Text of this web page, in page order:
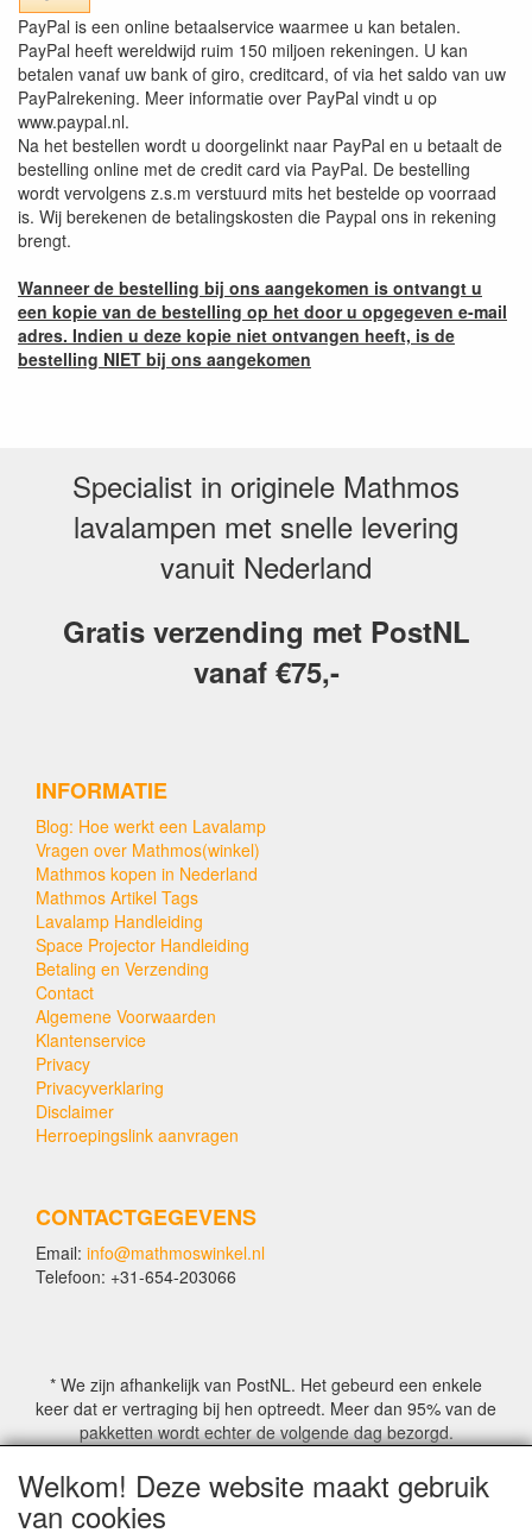
PayPal is een online betaalservice waarmee u kan betalen.
PayPal heeft wereldwijd ruim 150 miljoen rekeningen. U kan
betalen vanaf uw bank of giro, creditcard, of via het saldo van uw
PayPalrekening. Meer informatie over PayPal vindt u op
www.paypal.nl.
Na het bestellen wordt u doorgelinkt naar PayPal en u betaalt de
bestelling online met de credit card via PayPal. De bestelling
wordt vervolgens z.s.m verstuurd mits het bestelde op voorraad
is. Wij berekenen de betalingskosten die Paypal ons in rekening
brengt.
Wanneer de bestelling bij ons aangekomen is ontvangt u
een kopie van de bestelling op het door u opgegeven e-mail
adres. Indien u deze kopie niet ontvangen heeft, is de
bestelling NIET bij ons aangekomen
Specialist in originele Mathmos
lavalampen met snelle levering
vanuit Nederland
Gratis verzending met PostNL
vanaf €75,-
INFORMATIE
Blog: Hoe werkt een Lavalamp
Vragen over Mathmos(winkel)
Mathmos kopen in Nederland
Mathmos Artikel Tags
Lavalamp Handleiding
Space Projector Handleiding
Betaling en Verzending
Contact
Algemene Voorwaarden
Klantenservice
Privacy
Privacyverklaring
Disclaimer
Herroepingslink aanvragen
CONTACTGEGEVENS
Email: info@mathmoswinkel.nl
Telefoon: +31-654-203066
* We zijn afhankelijk van PostNL. Het gebeurd een enkele
keer dat er vertraging bij hen optreedt. Meer dan 95% van de
pakketten wordt echter de volgende dag bezorgd.
© COPYRIGHT by Mathmoswinkel.nl
Site Name, Ownership and Design Copyright by
Welkom! Deze website maakt gebruik
van cookies